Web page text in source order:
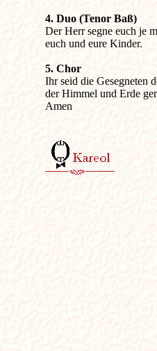
4. Duo (Tenor Baß)
Der Herr segne euch je
euch und eure Kinder.
5. Chor
Ihr seid die Gesegneten
der Himmel und Erde
Amen